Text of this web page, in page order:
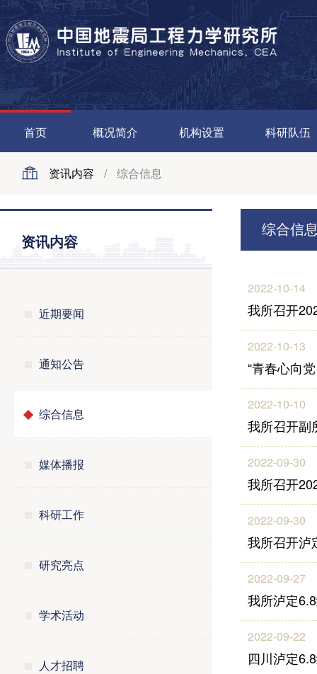
首页 概况简介 机构设置 科研队伍
资讯内容 / 综合信息
资讯内容
近期要闻
通知公告
综合信息
媒体播报
科研工作
研究亮点
学术活动
人才招聘
综合信
2022-10-14
我所召开
2022-10-13
“青春心向
2022-10-10
我所召开副
2022-09-30
我所召开
2022-09-30
我所召开泸
2022-09-27
我所泸定
2022-09-22
四川泸定